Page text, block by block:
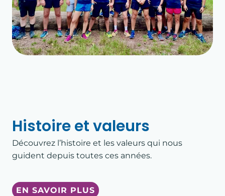
Histoire et valeurs
Découvrez l’histoire et les valeurs qui nous
guident depuis toutes ces années.
EN SAVOIR PLUS